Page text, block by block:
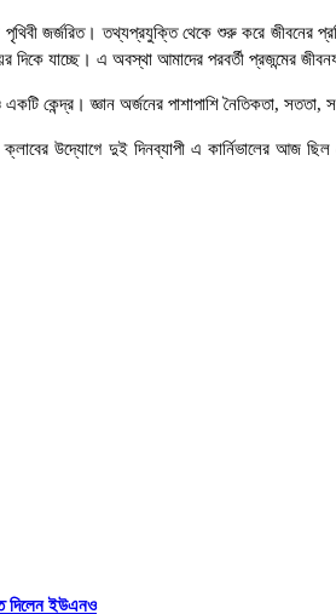
জর্জরিত। তথ্যপ্রযুক্তি থেকে শুরু করে
দিকে যাচ্ছে। এ অবস্থা আমাদের পরবর্তী প্রজন্মের
কেন্দ্র। জ্ঞান অর্জনের পাশাপাশি নৈতিকতা, সততা,
উদ্যোগে দুই দিনব্যাপী এ কার্নিভালের আজ ছিল
দিলেন ইউএনও